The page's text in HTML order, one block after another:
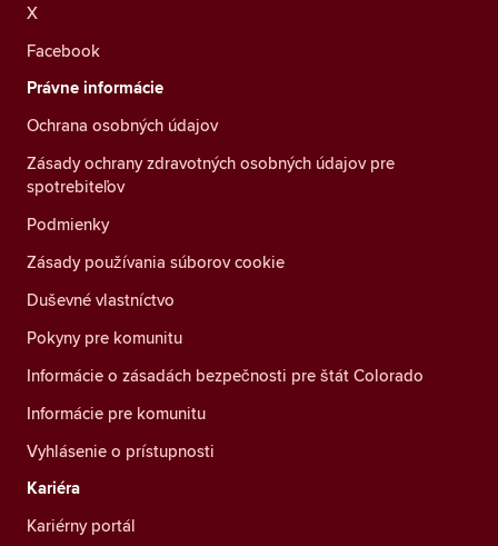
X
Facebook
Právne informácie
Ochrana osobných údajov
Zásady ochrany zdravotných osobných údajov pre
spotrebiteľov
Podmienky
Zásady používania súborov cookie
Duševné vlastníctvo
Pokyny pre komunitu
Informácie o zásadách bezpečnosti pre štát Colorado
Informácie pre komunitu
Vyhlásenie o prístupnosti
Kariéra
Kariérny portál